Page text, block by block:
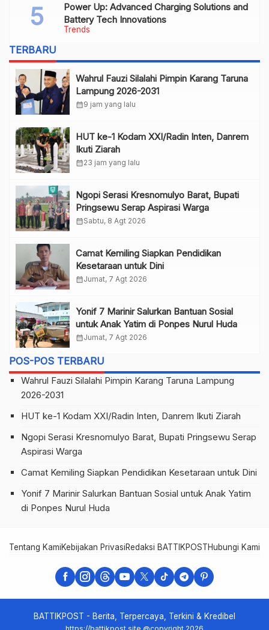
Trends
Power Up: Advanced Charging Solutions and
Battery Tech Innovations
TERBARU
Wahrul Fauzi Silalahi Pimpin Karang Taruna
Lampung 2026-2031
calendar_month9 jam yang lalu
HUT ke-1 Kodam XXI/Radin Inten, Danrem
Ikuti Ziarah
calendar_month23 jam yang lalu
Ngopi Serasi Kresnomulyo Barat, Bupati
Pringsewu Serap Aspirasi Warga
calendar_monthSabtu, 8 Agt 2026
Camat Kemiling Siapkan Pendidikan
Kesetaraan untuk Dini
calendar_monthJumat, 7 Agt 2026
Yonif 7 Marinir Salurkan Bantuan Sosial
untuk Anak Yatim di Ponpes Nurul Huda
calendar_monthJumat, 7 Agt 2026
POS-POS TERBARU
Wahrul Fauzi Silalahi Pimpin Karang Taruna Lampung
2026-2031
HUT ke-1 Kodam XXI/Radin Inten, Danrem Ikuti Ziarah
Ngopi Serasi Kresnomulyo Barat, Bupati Pringsewu Serap
Aspirasi Warga
Camat Kemiling Siapkan Pendidikan Kesetaraan untuk Dini
Yonif 7 Marinir Salurkan Bantuan Sosial untuk Anak Yatim
di Ponpes Nurul Huda
Tentang KamiKebijakan PrivasiRedaksi BATTIKPOSTHubungi Kami
BATTIKPOST - Berita, Terpercaya, Terkini & Kredibel